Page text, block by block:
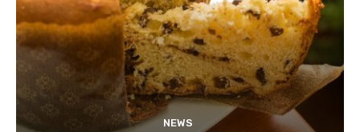
NEWS